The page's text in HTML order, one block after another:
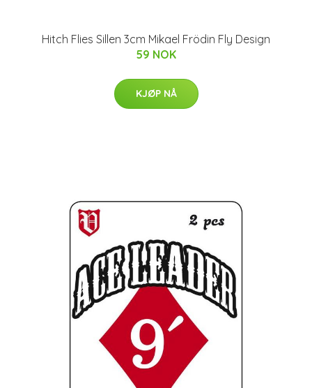
Hitch Flies Sillen 3cm Mikael Frödin Fly Design
59 NOK
KJØP NÅ